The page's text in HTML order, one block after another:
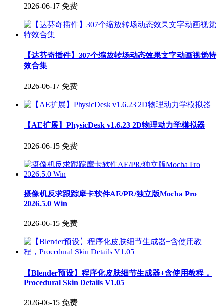
2026-06-17 免费
【达芬奇插件】307个缩放转场动态效果文字动画视觉特
效合集
2026-06-17 免费
【AE扩展】PhysicDesk v1.6.23 2D物理动力学模拟器
2026-06-15 免费
摄像机反求跟踪摩卡软件AE/PR/独立版Mocha Pro
2026.5.0 Win
2026-06-15 免费
【Blender预设】程序化皮肤细节生成器+含使用教程，
Procedural Skin Details V1.05
2026-06-15 免费